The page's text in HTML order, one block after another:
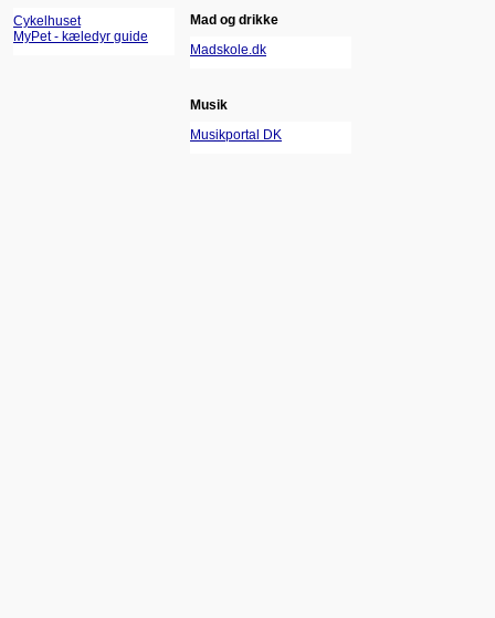
Cykelhuset
MyPet - kæledyr guide
Mad og drikke
Madskole.dk
Musik
Musikportal DK